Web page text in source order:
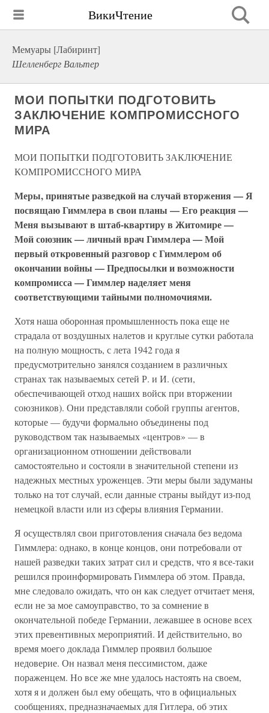
ВикиЧтение
Мемуары [Лабиринт]
Шелленберг Вальтер
МОИ ПОПЫТКИ ПОДГОТОВИТЬ
ЗАКЛЮЧЕНИЕ КОМПРОМИССНОГО
МИРА
МОИ ПОПЫТКИ ПОДГОТОВИТЬ ЗАКЛЮЧЕНИЕ
КОМПРОМИССНОГО МИРА
Меры, принятые разведкой на случай вторжения — Я
посвящаю Гиммлера в свои планы — Его реакция —
Меня вызывают в штаб-квартиру в Житомире —
Мой союзник — личный врач Гиммлера — Мой
первый откровенный разговор с Гиммлером об
окончании войны — Предпосылки и возможности
компромисса — Гиммлер наделяет меня
соответствующими тайными полномочиями.
Хотя наша оборонная промышленность пока еще не
страдала от воздушных налетов и круглые сутки работала
на полную мощность, с лета 1942 года я
предусмотрительно занялся созданием в различных
странах так называемых сетей Р. и И. (сети,
обеспечивающей отход наших войск при вторжении
союзников). Они представляли собой группы агентов,
которые — будучи формально объединены под
руководством так называемых «центров» — в
организационном отношении действовали
самостоятельно и состояли в значительной степени из
надежных местных уроженцев. Эти меры были задуманы
только на тот случай, если данные страны выйдут из-под
немецкой власти или из сферы влияния Германии.
Я осуществлял свои приготовления сначала без ведома
Гиммлера: однако, в конце концов, они потребовали от
нашей разведки таких затрат сил и средств, что я все-таки
решился проинформировать Гиммлера об этом. Правда,
мне следовало ожидать, что он как следует отчитает меня,
если не за мое самоуправство, то за сомнение в
окончательной победе Германии, лежавшее в основе всех
этих превентивных мероприятий. И действительно, во
время моего доклада Гиммлер проявил большое
недоверие. Он назвал меня пессимистом, даже
пораженцем. Но все же мне удалось настоять на своем,
хотя я и должен был ему обещать, что в официальных
сообщениях, предназначаемых для Гитлера, об этих